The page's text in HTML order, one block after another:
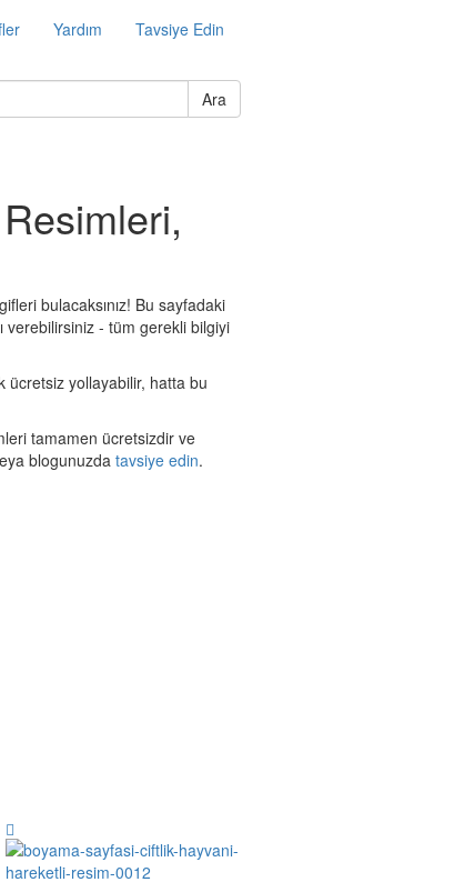
Yardım Tavsiye Edin
Ara
bulacaksınız! Bu sayfadaki
verebilirsiniz - tüm gerekli bilgiyi
ücretsiz yollayabilir, hatta bu
tamamen ücretsizdir ve
blogunuzda tavsiye edin.